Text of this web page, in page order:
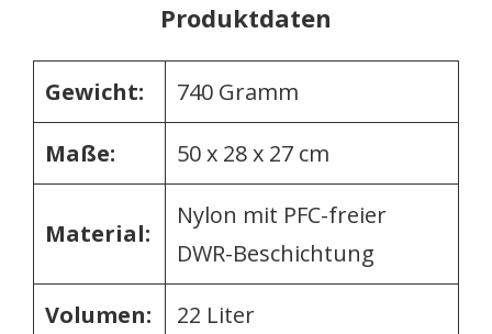
Produktdaten
Gewicht: 740 Gramm
Maße: 50 x 28 x 27 cm
Material:
Nylon mit PFC-freier
DWR-Beschichtung
Volumen: 22 Liter